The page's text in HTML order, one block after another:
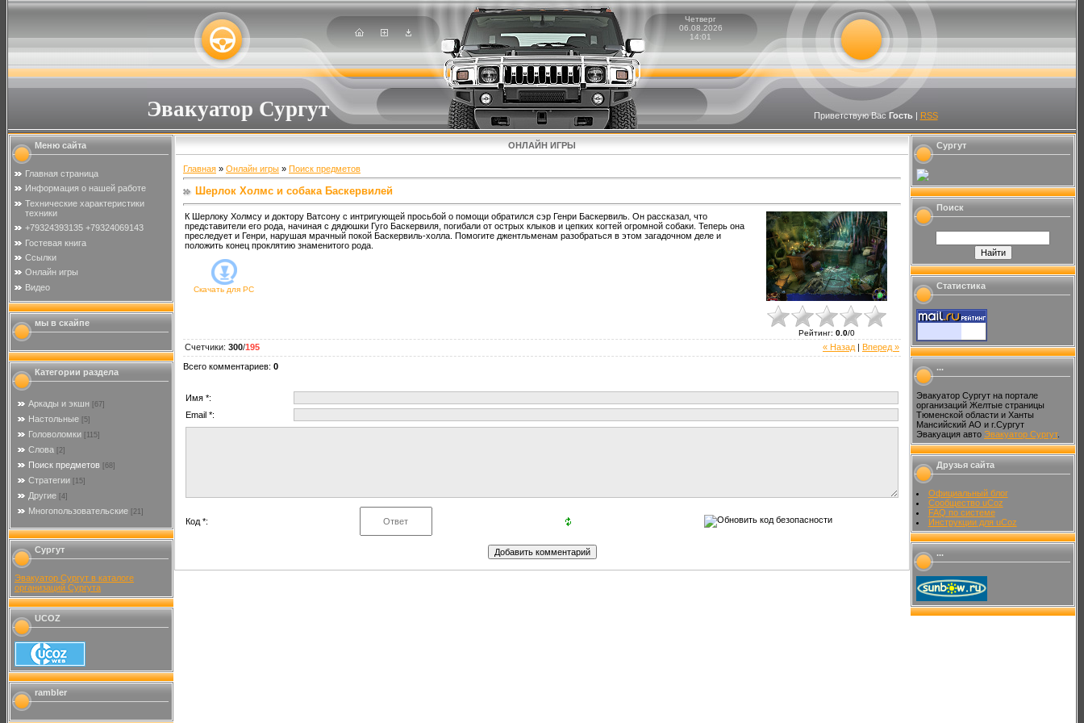
Эвакуатор Сургут
Четверг
06.08.2026
14:01
Приветствую Вас Гость| RSS
Меню сайта
Главная страница
Информация о нашей работе
Технические характеристики
техники
+79324393135 +79324069143
Гостевая книга
Ссылки
Онлайн игры
Видео
мы в скайпе
Категории раздела
Аркады и экшн [67]
Настольные [5]
Головоломки [115]
Слова [2]
Поиск предметов [68]
Стратегии [15]
Другие [4]
Многопользовательские [21]
Сургут
Эвакуатор Сургут в каталоге
организаций Сургута
UCOZ
rambler
ОНЛАЙН ИГРЫ
Главная » Онлайн игры » Поиск предметов
Шерлок Холмс и собака Баскервилей
К Шерлоку Холмсу и доктору Ватсону с интригующей просьбой о помощи обратился сэр Генри Баскервиль. Он рассказал, что
представители его рода, начиная с дядюшки Гуго Баскервиля, погибали от острых клыков и цепких когтей огромной собаки. Теперь она
преследует и Генри, нарушая мрачный покой Баскервиль-холла. Помогите джентльменам разобраться в этом загадочном деле и
положить конец проклятию знаменитого рода.
Скачать для PC
Рейтинг: 0.0/0
« Назад Вперед »
Счетчики: 300/195
Всего комментариев: 0
Имя *:
Email *:
Код *:
Сургут
Поиск
Статистика
...
Эвакуатор Сургут на портале
организаций Желтые страницы
Тюменской области и Ханты
Мансийский АО и г.Сургут
Эвакуация авто Эвакуатор Сургут.
Друзья сайта
Официальный блог
Сообщество uCoz
FAQ по системе
Инструкции для uCoz
...